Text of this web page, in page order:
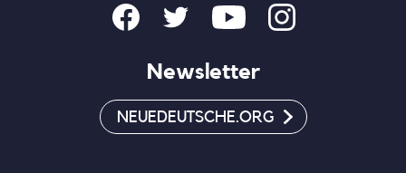
FollowFacebookTwitter YouTube
Newsletter
NEUEDEUTSCHE.ORG